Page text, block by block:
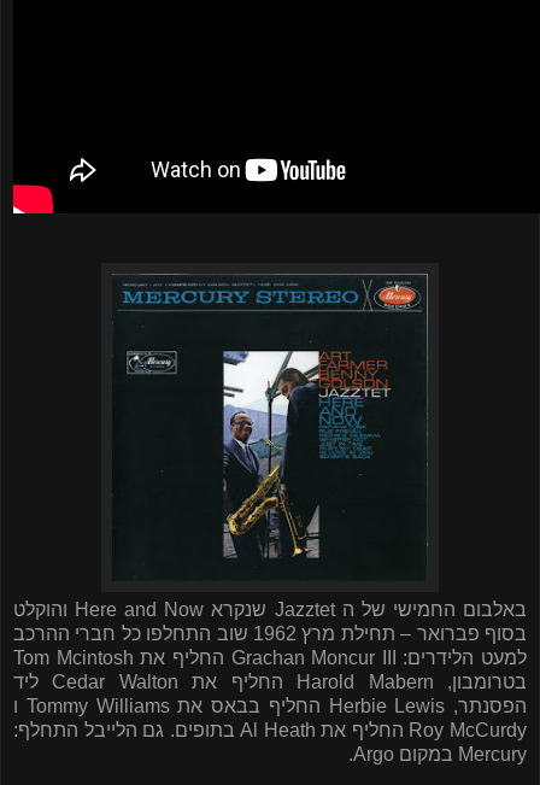
באלבום החמישי של הJazztet שנקרא Here and Now והוקלט
בסוף פברואר – תחילת מרץ 1962 שוב התחלפו כל חברי ההרכב
למעט הלידרים:
Grachan Moncur III החליף את Tom Mcintosh
בטרומבון, Harold Mabern החליף את Cedar Walton ליד
הפסנתר, Herbie Lewis החליף בבאס אתTommy Williams ו
Roy McCurdy החליף את Al Heathבתופים. גם הלייבל התחלף:
Mercury במקום Argo
.